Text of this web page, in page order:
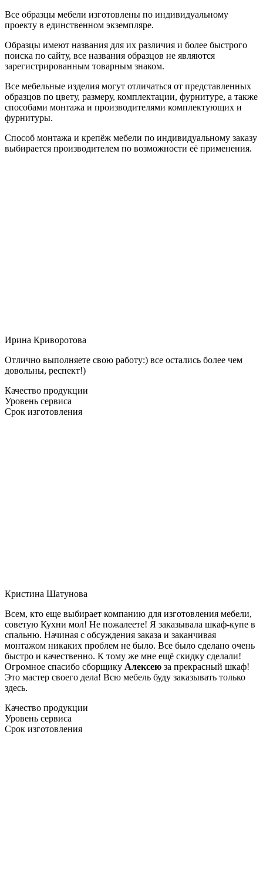
Все образцы мебели изготовлены по индивидуальному
проекту в единственном экземпляре.
Образцы имеют названия для их различия и более быстрого
поиска по сайту, все названия образцов не являются
зарегистрированным товарным знаком.
Все мебельные изделия могут отличаться от представленных
образцов по цвету, размеру, комплектации, фурнитуре, а также
способами монтажа и производителями комплектующих и
фурнитуры.
Способ монтажа и крепёж мебели по индивидуальному заказу
выбирается производителем по возможности её применения.
Ирина Криворотова
Отлично выполняете свою работу:) все остались более чем
довольны, респект!)
Качество продукции
Уровень сервиса
Срок изготовления
Кристина Шатунова
Всем, кто еще выбирает компанию для изготовления мебели,
советую Кухни мол! Не пожалеете! Я заказывала шкаф-купе в
спальню. Начиная с обсуждения заказа и заканчивая
монтажом никаких проблем не было. Все было сделано очень
быстро и качественно. К тому же мне ещё скидку сделали!
Огромное спасибо сборщику Алексею за прекрасный шкаф!
Это мастер своего дела! Всю мебель буду заказывать только
здесь.
Качество продукции
Уровень сервиса
Срок изготовления